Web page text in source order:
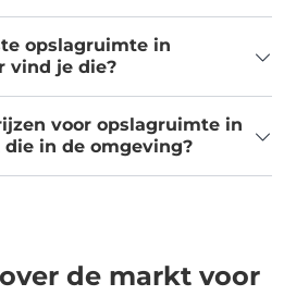
opslagruimte in
vind je die?
voor opslagruimte in
in de omgeving?
de markt voor